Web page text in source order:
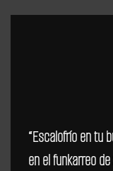
“Escalofrío en tu
en el funkarreo